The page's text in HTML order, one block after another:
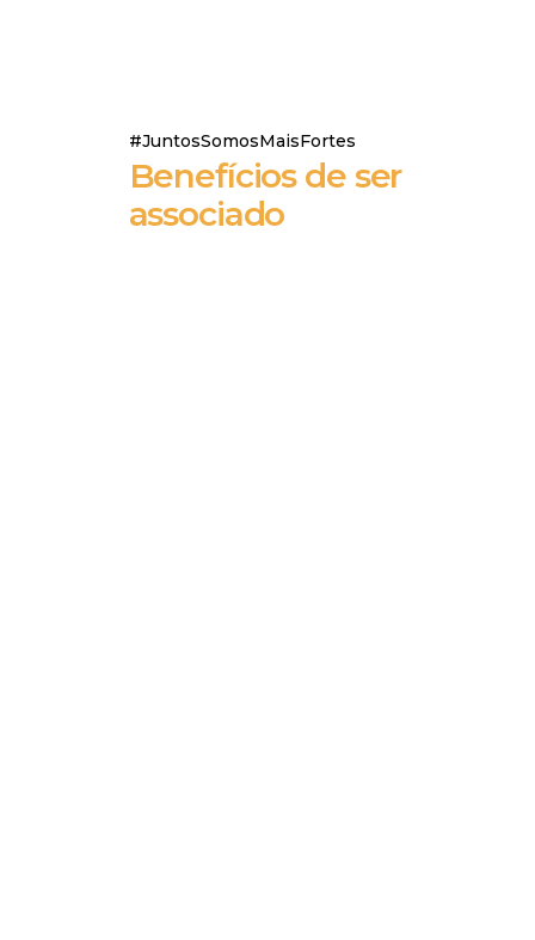
#JuntosSomosMaisFortes
Benefícios de ser
associado